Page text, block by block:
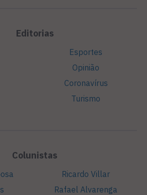
Editorias
Esportes
Opinião
Coronavírus
Turismo
Colunistas
Ricardo Villar
Rafael Alvarenga